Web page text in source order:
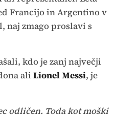
Francijo in Argentino v
naj zmago proslavi s
kdo je zanj največji
ali Lionel Messi, je
odličen. Toda kot moški